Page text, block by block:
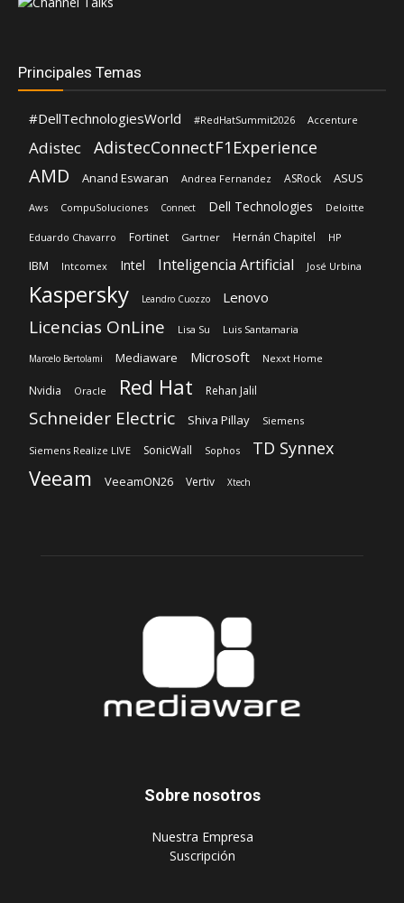
Principales Temas
#DellTechnologiesWorld #RedHatSummit2026 Accenture
Adistec AdistecConnectF1Experience
AMD Anand Eswaran Andrea Fernandez ASRock ASUS
Aws CompuSoluciones Connect Dell Technologies Deloitte
Eduardo Chavarro Fortinet Gartner Hernán Chapitel HP
IBM Intcomex Intel Inteligencia Artificial José Urbina
Kaspersky Leandro Cuozzo Lenovo
Licencias OnLine Lisa Su Luis Santamaria
Marcelo Bertolami Mediaware Microsoft Nexxt Home
Nvidia Oracle Red Hat Rehan Jalil
Schneider Electric Shiva Pillay Siemens
Siemens Realize LIVE SonicWall Sophos TD Synnex
Veeam VeeamON26 Vertiv Xtech
Sobre nosotros
‎Nuestra Empresa
‎Suscripción